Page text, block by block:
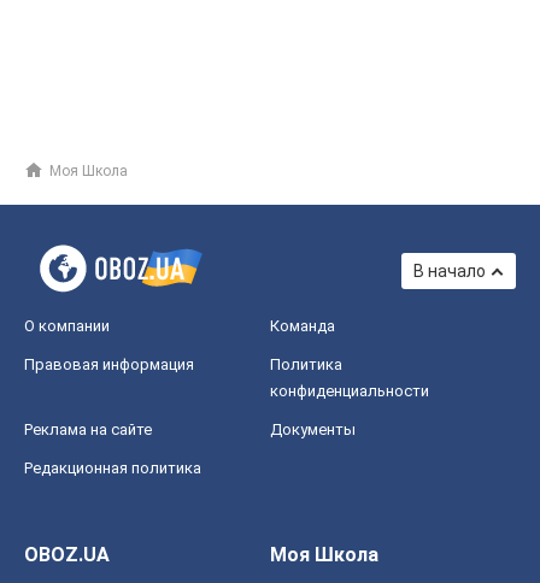
Моя Школа
В начало
О компании Команда
Правовая информация
Политика
конфиденциальности
Реклама на сайте Документы
Редакционная политика
OBOZ.UA
Моя Школа